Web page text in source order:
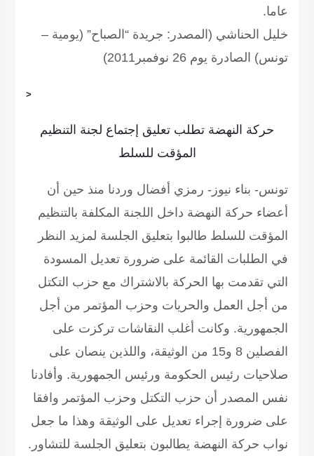
عاما.
خليل الحناشي (المصدر: جريدة “الصباح” (يومية –
تونس) الصادرة يوم 26 نوفمبر2011)
<
حركة النهضة تطلب تعليق إجتماع لجنة التنظيم
المؤقت للسلط
تونس- بناء نيوز- رمزي أفضال وردنا منذ حين أن
أعضاء حركة النهضة داخل اللجنة المكلفة بالتنظيم
المؤقت للسلط طالبوا بتعليق الجلسة لمزيد النظر
في الطلبات القائمة على ضرورة تعديل المسودة
التي تقدمت بها الحركة بالاشتراك مع حزب التكتل
من أجل العمل والحريات وحزب المؤتمر من أجل
الجمهورية. وكانت أغلب النقاشات تركزت على
الفصلين 8 و15 من الوثيقة، واللذين ينصان على
صلاحيات رئيس الحكومة ورئيس الجمهورية. وأفادنا
نفس المصدر أن حزب التكتل وحزب المؤتمر وافقا
على ضرورة إجراء تعديل على الوثيقة وهذا ما جعل
نواب حركة النهضة يطالبون بتعليق الجلسة للتشاور.